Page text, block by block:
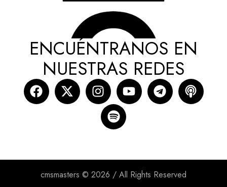
ENCUÉNTRANOS EN
NUESTRAS REDES
cmsmasters © 2026 / All Rights Reserved